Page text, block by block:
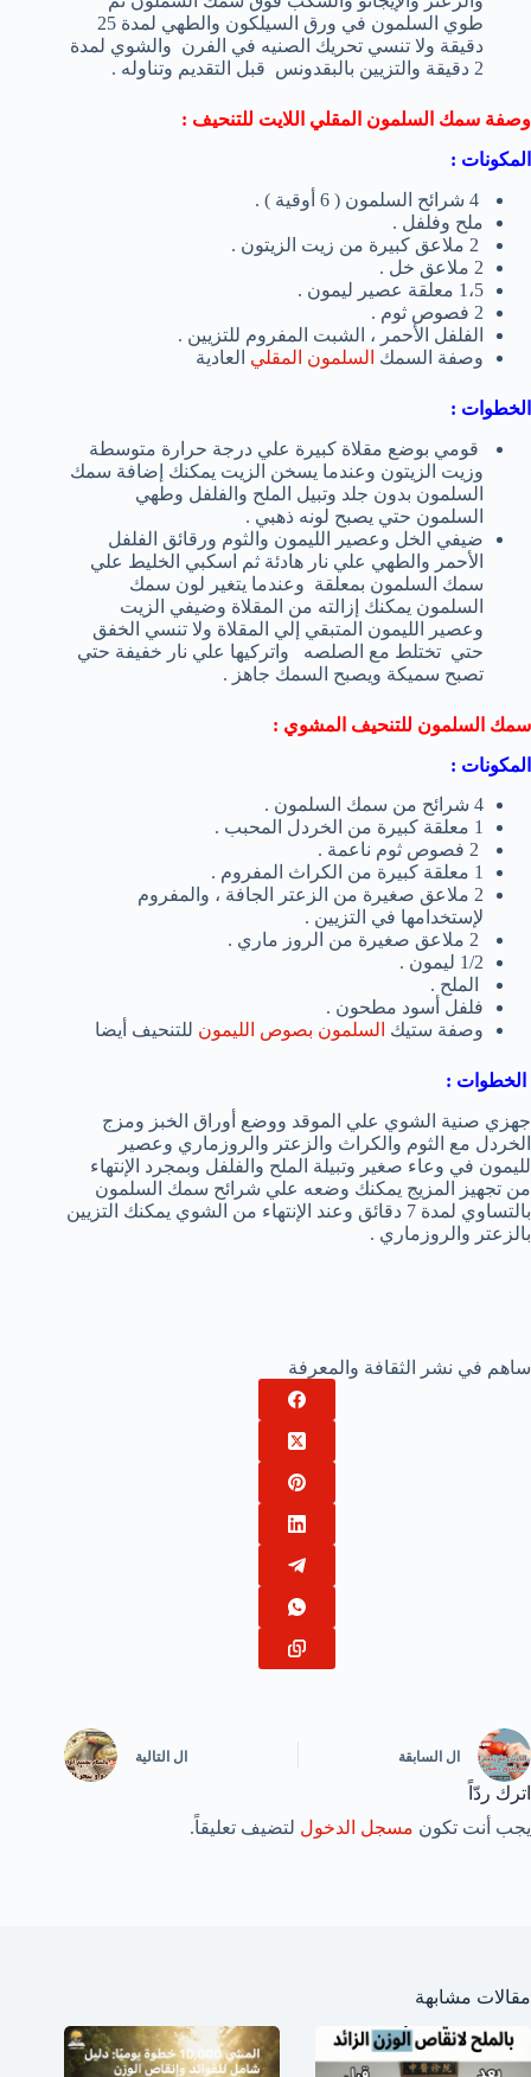
طوي السلمون في ورق السيلكون والطهي لمدة 25
دقيقة ولا تنسي تحريك الصنيه في الفرن والشوي لمدة
2 دقيقة والتزيين بالبقدونس قبل التقديم وتناوله .
وصفة سمك السلمون المقلي اللايت للتنحيف :
المكونات :
ملح وفلفل .
2 ملاعق خل .
1،5 معلقة عصير ليمون .
2 فصوص ثوم .
الفلفل الأحمر ، الشبت المفروم للتزيين .
وصفة السمك السلمون المقلي العادية
الخطوات :
قومي بوضع مقلاة كبيرة علي درجة حرارة متوسطة
وزيت الزيتون وعندما يسخن الزيت يمكنك إضافة سمك
السلمون بدون جلد وتبيل الملح والفلفل وطهي
السلمون حتي يصبح لونه ذهبي .
ضيفي الخل وعصير الليمون والثوم ورقائق الفلفل
الأحمر والطهي علي نار هادئة ثم اسكبي الخليط علي
سمك السلمون بمعلقة وعندما يتغير لون سمك
السلمون يمكنك إزالته من المقلاة وضيفي الزيت
وعصير الليمون المتبقي إلي المقلاة ولا تنسي الخفق
حتي تختلط مع الصلصه واتركيها علي نار خفيفة حتي
تصبح سميكة ويصبح السمك جاهز .
سمك السلمون للتنحيف المشوي :
المكونات :
4 شرائح من سمك السلمون .
1 معلقة كبيرة من الخردل المحبب .
1 معلقة كبيرة من الكراث المفروم .
2 ملاعق صغيرة من الزعتر الجافة ، والمفروم
لإستخدامها في التزيين .
1/2 ليمون .
الملح .
فلفل أسود مطحون .
وصفة ستيك السلمون بصوص الليمون للتنحيف أيضا
الخطوات :
جهزي صنية الشوي علي الموقد ووضع أوراق الخبز ومزج
الخردل مع الثوم والكراث والزعتر والروزماري وعصير
لليمون في وعاء صغير وتبيلة الملح والفلفل وبمجرد الإنتهاء
من تجهيز المزيج يمكنك وضعه علي شرائح سمك السلمون
بالتساوي لمدة 7 دقائق وعند الإنتهاء من الشوي يمكنك التزيين
بالزعتر والروزماري .
ساهم في نشر الثقافة والمعرفة
ال السابقة ال التالية
اترك ردّاً
يجب أنت تكون مسجل الدخول لتضيف تعليقاً.
مقالات مشابهة